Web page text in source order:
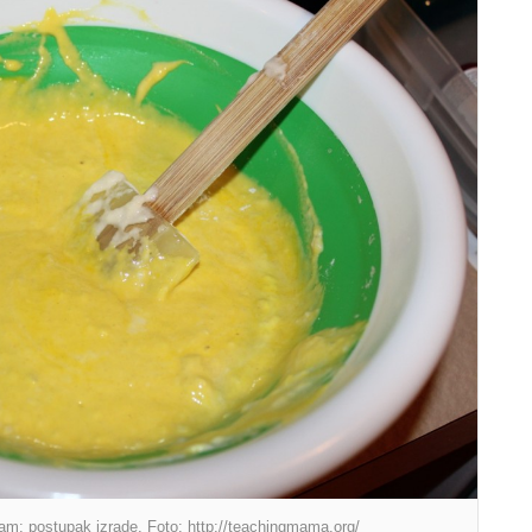
postupak izrade. Foto: http://teachingmama.org/